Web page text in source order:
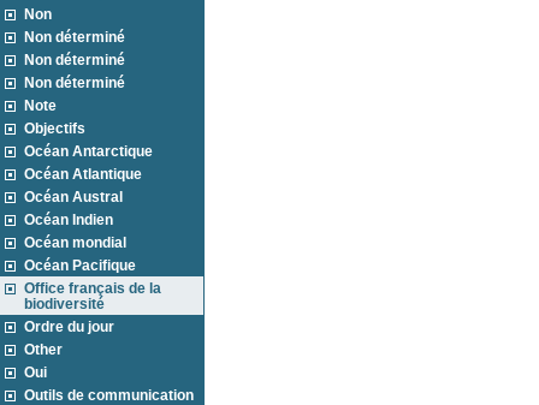
Non
Non déterminé
Non déterminé
Non déterminé
Note
Objectifs
Océan Antarctique
Océan Atlantique
Océan Austral
Océan Indien
Océan mondial
Océan Pacifique
Office français de la
biodiversité
Ordre du jour
Other
Oui
Outils de communication